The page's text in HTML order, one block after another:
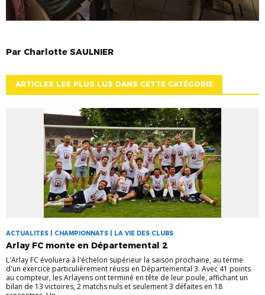
Par Charlotte SAULNIER
ARTICLES LES PLUS LUS DANS CETTE CATÉGORIE
ACTUALITES | CHAMPIONNATS | LA VIE DES CLUBS
Arlay FC monte en Départemental 2
L'Arlay FC évoluera à l'échelon supérieur la saison prochaine, au terme
d'un exercice particulièrement réussi en Départemental 3. Avec 41 points
au compteur, les Arlayens ont terminé en tête de leur poule, affichant un
bilan de 13 victoires, 2 matchs nuls et seulement 3 défaites en 18